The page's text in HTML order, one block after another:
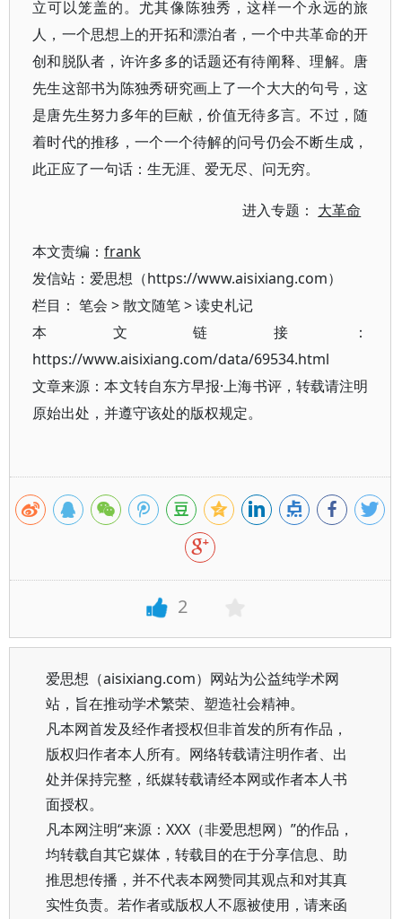
立可以笼盖的。尤其像陈独秀，这样一个永远的旅
人，一个思想上的开拓和漂泊者，一个中共革命的开
创和脱队者，许许多多的话题还有待阐释、理解。唐
先生这部书为陈独秀研究画上了一个大大的句号，这
是唐先生努力多年的巨献，价值无待多言。不过，随
着时代的推移，一个一个待解的问号仍会不断生成，
此正应了一句话：生无涯、爱无尽、问无穷。
进入专题： 大革命
本文责编： frank
发信站：爱思想（https://www.aisixiang.com）
栏目： 笔会 >散文随笔>读史札记
本文链接：
https://www.aisixiang.com/data/69534.html
文章来源：本文转自东方早报·上海书评，转载请注明
原始出处，并遵守该处的版权规定。
2
爱思想（aisixiang.com）网站为公益纯学术网
站，旨在推动学术繁荣、塑造社会精神。
凡本网首发及经作者授权但非首发的所有作品，
版权归作者本人所有。网络转载请注明作者、出
处并保持完整，纸媒转载请经本网或作者本人书
面授权。
凡本网注明“来源：XXX（非爱思想网）”的作品，
均转载自其它媒体，转载目的在于分享信息、助
推思想传播，并不代表本网赞同其观点和对其真
实性负责。若作者或版权人不愿被使用，请来函